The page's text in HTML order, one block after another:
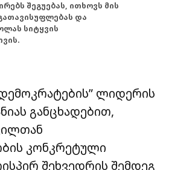
შეგუებას, ითხოვს მის
და
სიტყვის
ლიდერის
განცხადებით,
კონკრეტული
შეხვედრის შემდეგ